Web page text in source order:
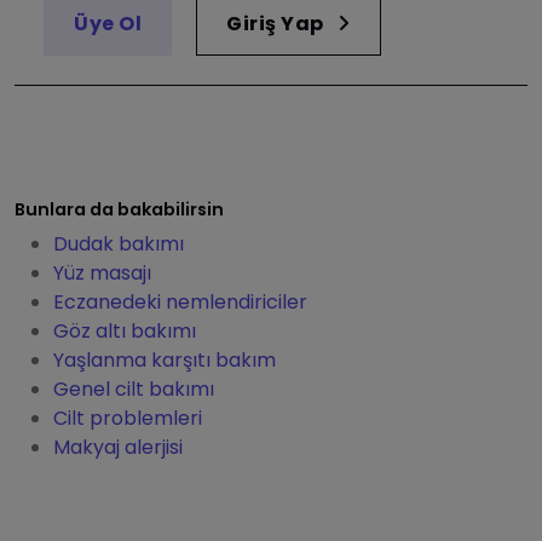
Üye Ol Giriş Yap
Bunlara da bakabilirsin
Dudak bakımı
Yüz masajı
Eczanedeki nemlendiriciler
Göz altı bakımı
Yaşlanma karşıtı bakım
Genel cilt bakımı
Cilt problemleri
Makyaj alerjisi